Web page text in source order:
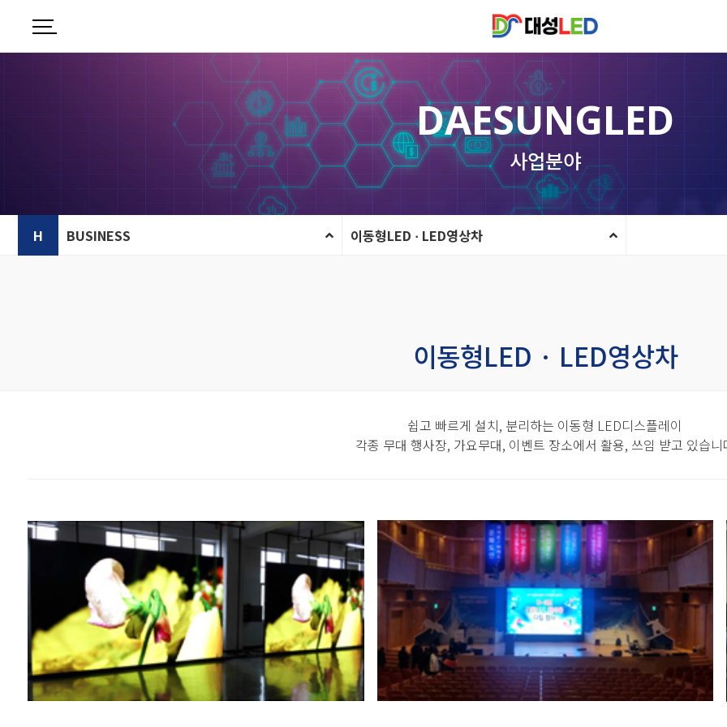
DAESUNGLED
사업분야
H BUSINESS 이동형LED · LED영상차
이동형LED · LED영상차
쉽고 빠르게 설치, 분리하는 이동형 LED디스플레이
각종 무대 행사장, 가요무대, 이벤트 장소에서 활용, 쓰임 받고 있습니